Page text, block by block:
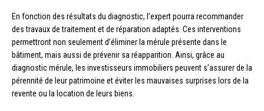
En fonction des résultats du diagnostic, l’expert pourra recommander
des travaux de traitement et de réparation adaptés. Ces interventions
permettront non seulement d’éliminer la mérule présente dans le
bâtiment, mais aussi de prévenir sa réapparition. Ainsi, grâce au
diagnostic mérule, les investisseurs immobiliers peuvent s’assurer de la
pérennité de leur patrimoine et éviter les mauvaises surprises lors de la
revente ou la location de leurs biens.